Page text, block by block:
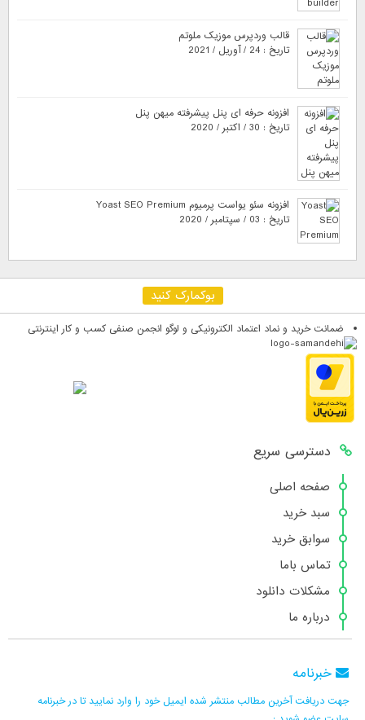
قالب وردپرس موزیک ملوتم
تاریخ : 24 / آوریل / 2021
افزونه حرفه ای پنل پیشرفته میهن پنل
تاریخ : 30 / اکتبر / 2020
افزونه سئو یواست پرمیوم Yoast SEO Premium
تاریخ : 03 / سپتامبر / 2020
بوکمارک کنید
ضمانت خرید و نماد اعتماد الکترونیکی و لوگو انجمن صنفی کسب و کار اینترنتی
دسترسی سریع
صفحه اصلی
سبد خرید
سوابق خرید
تماس باما
مشکلات دانلود
درباره ما
خبرنامه
جهت دریافت آخرین مطالب منتشر شده ایمیل خود را وارد نمایید تا در خبرنامه